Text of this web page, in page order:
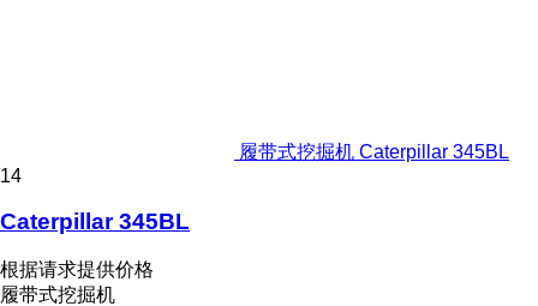
履带式挖掘机 Caterpillar 345BL
14
Caterpillar 345BL
根据请求提供价格
履带式挖掘机